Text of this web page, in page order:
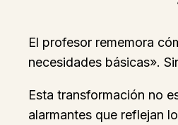
El profesor rememora
necesidades básicas».
Esta transformación no
alarmantes que reflejan